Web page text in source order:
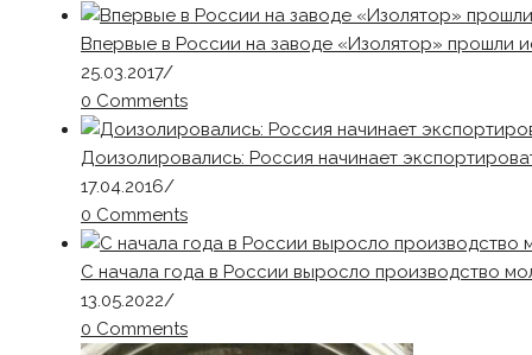
Впервые в России на заводе «Изолятор» прошли
25.03.2017/
0 Comments
Доизолировались: Россия начинает
17.04.2016/
0 Comments
С начала года в России выросло производство
13.05.2022/
0 Comments